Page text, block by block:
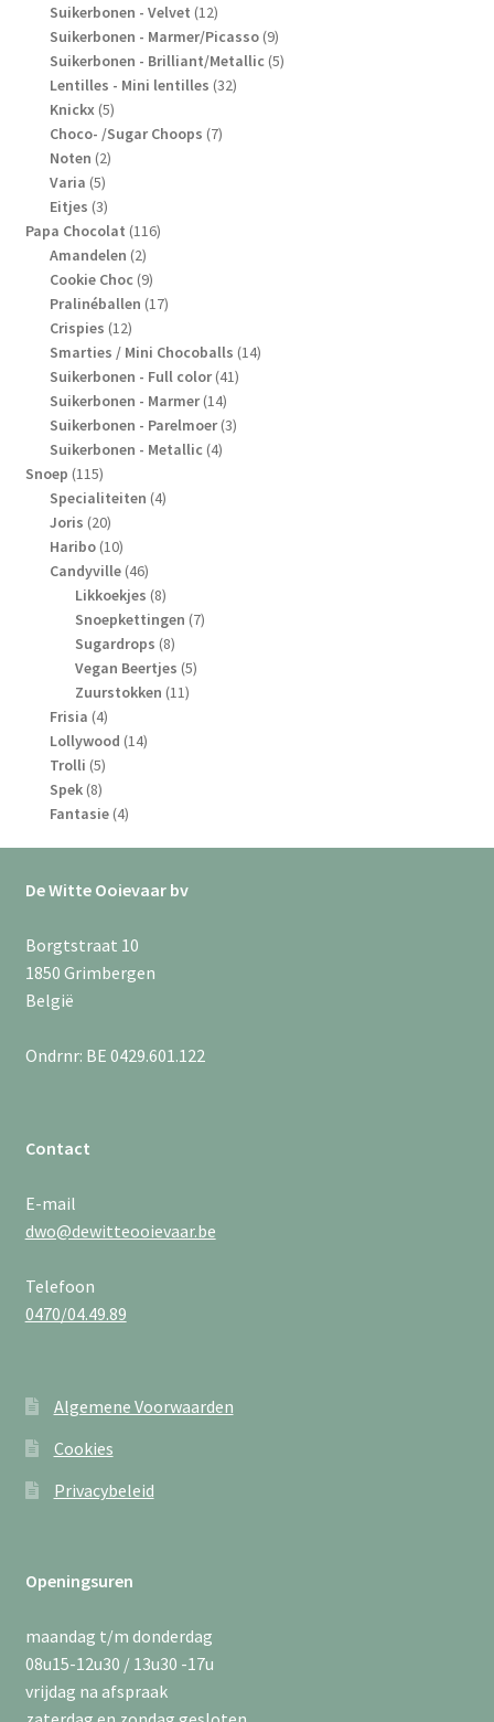
producten
Suikerbonen - Velvet 1212
producten
Suikerbonen - Marmer/Picasso 99
producten
Suikerbonen - Brilliant/Metallic 55
Lentilles - Mini lentilles 3232
Knickx 55
producten
Choco- /Sugar Choops 77
Noten 22
Varia 55
producten
Eitjes 33
producten
Papa Chocolat 116116
Amandelen 22
producten
Cookie Choc 99
producten
Pralinéballen 1717
Crispies 1212
producten
Smarties / Mini Chocoballs 1414
Suikerbonen - Full color 4141
Suikerbonen - Marmer 1414
producten
Suikerbonen - Parelmoer 33
Suikerbonen - Metallic 44
Snoep 115115
producten
Specialiteiten 44
Joris 2020
producten
Haribo 1010
producten
Candyville 4646
producten
Likkoekjes 88
producten
Snoepkettingen 77
Sugardrops 88
producten
Vegan Beertjes 55
Zuurstokken 1111
Frisia 44
producten
Lollywood 1414
Trolli 55
producten
Spek 88
producten
Fantasie 44
De Witte Ooievaar bv
Borgtstraat 10
1850 Grimbergen
België
Ondrnr: BE 0429.601.122
Contact
E-mail
dwo@dewitteooievaar.be
Telefoon
0470/04.49.89
Algemene Voorwaarden
Cookies
Privacybeleid
Openingsuren
maandag t/m donderdag
08u15-12u30 / 13u30 -17u
vrijdag na afspraak